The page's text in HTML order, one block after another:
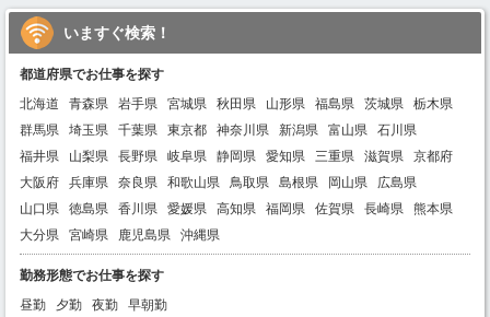
いますぐ検索！
都道府県でお仕事を探す
北海道
青森県 岩手県 宮城県 秋田県 山形県 福島県 茨城県
栃木県
群馬県
埼玉県 千葉県 東京都 神奈川県 新潟県 富山県
石川県
福井県
山梨県 長野県 岐阜県 静岡県 愛知県 三重県 滋賀県
京都府
大阪府
兵庫県 奈良県 和歌山県 鳥取県 島根県 岡山県
広島県
山口県
徳島県 香川県 愛媛県 高知県 福岡県 佐賀県 長崎県
熊本県
大分県
宮崎県 鹿児島県 沖縄県
勤務形態でお仕事を探す
昼勤
夕勤 夜勤 早朝勤